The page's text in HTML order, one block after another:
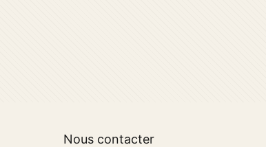
Nous contacter